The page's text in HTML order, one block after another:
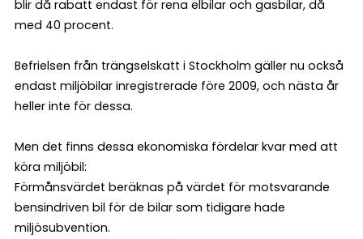
blir då rabatt endast för rena elbilar och gasbilar, då
med 40 procent.
Befrielsen från trängselskatt i Stockholm gäller nu också
endast miljöbilar inregistrerade före 2009, och nästa år
heller inte för dessa.
Men det finns dessa ekonomiska fördelar kvar med att
köra miljöbil:
Förmånsvärdet beräknas på värdet för motsvarande
bensindriven bil för de bilar som tidigare hade
miljösubvention.